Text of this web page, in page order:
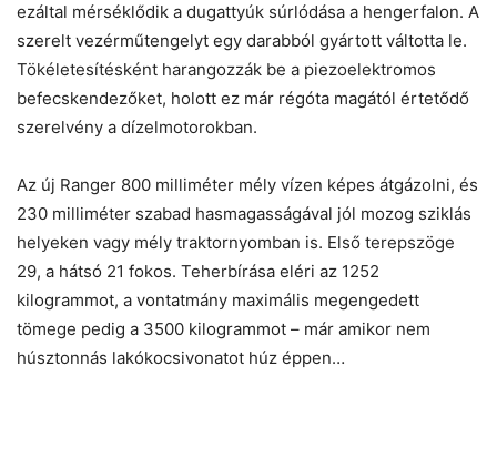
ezáltal mérséklődik a dugattyúk súrlódása a hengerfalon. A
szerelt vezérműtengelyt egy darabból gyártott váltotta le.
Tökéletesítésként harangozzák be a piezoelektromos
befecskendezőket, holott ez már régóta magától értetődő
szerelvény a dízelmotorokban.
Az új Ranger 800 milliméter mély vízen képes átgázolni, és
230 milliméter szabad hasmagasságával jól mozog sziklás
helyeken vagy mély traktornyomban is. Első terepszöge
29, a hátsó 21 fokos. Teherbírása eléri az 1252
kilogrammot, a vontatmány maximális megengedett
tömege pedig a 3500 kilogrammot – már amikor nem
húsztonnás lakókocsivonatot húz éppen…